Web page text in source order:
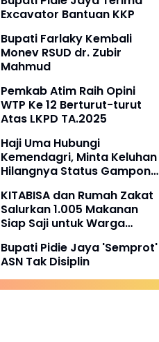
Excavator Bantuan KKP
Bupati Farlaky Kembali
Monev RSUD dr. Zubir
Mahmud
Pemkab Atim Raih Opini
WTP Ke 12 Berturut-turut
Atas LKPD TA.2025
Haji Uma Hubungi
Kemendagri, Minta Keluhan
Hilangnya Status Gampong
Ditindaklanjuti
KITABISA dan Rumah Zakat
Salurkan 1.005 Makanan
Siap Saji untuk Warga
Bupati Pidie Jaya 'Semprot'
ASN Tak Disiplin